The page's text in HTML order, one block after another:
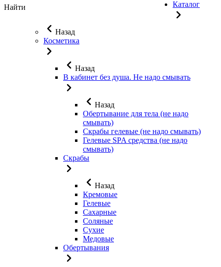
Найти
Каталог
Назад
Косметика
Назад
В кабинет без душа. Не надо смывать
Назад
Обертывание для тела (не надо
смывать)
Скрабы гелевые (не надо смывать)
Гелевые SPA средства (не надо
смывать)
Скрабы
Назад
Кремовые
Гелевые
Сахарные
Соляные
Сухие
Медовые
Обертывания